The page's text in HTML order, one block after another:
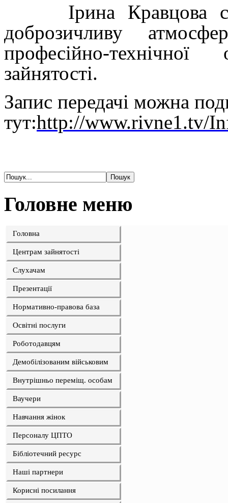
Ірина Кравцова
доброзичливу
професійно-
зайнятості.
Запис передачі можна
тут:http://www.rivne1.tv/
Головне меню
Головна
Центрам зайнятості
Слухачам
Презентації
Нормативно-правова база
Освітні послуги
Роботодавцям
Демобілізованим військовим
Внутрішньо переміщ. особам
Ваучери
Навчання жінок
Персоналу ЦПТО
Бібліотечний ресурс
Наші партнери
Корисні посилання